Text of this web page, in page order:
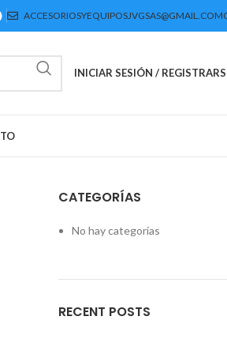
ACCESORIOSYEQUIPOSJVGSAS@GMAIL.COM
INICIAR SESIÓN /
CATEGORÍAS
No hay categorías
RECENT POSTS